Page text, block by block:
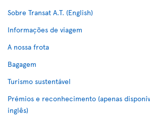
Sobre Transat A.T. (English)
Informações de viagem
A nossa frota
Bagagem
Turismo sustentável
Prémios e reconhecimento (apenas
inglês)